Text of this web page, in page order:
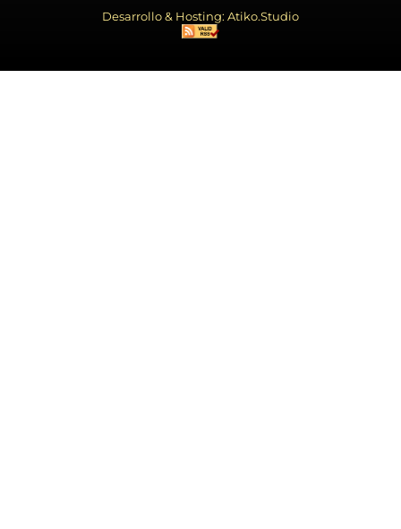
Desarrollo & Hosting: Atiko.Studio